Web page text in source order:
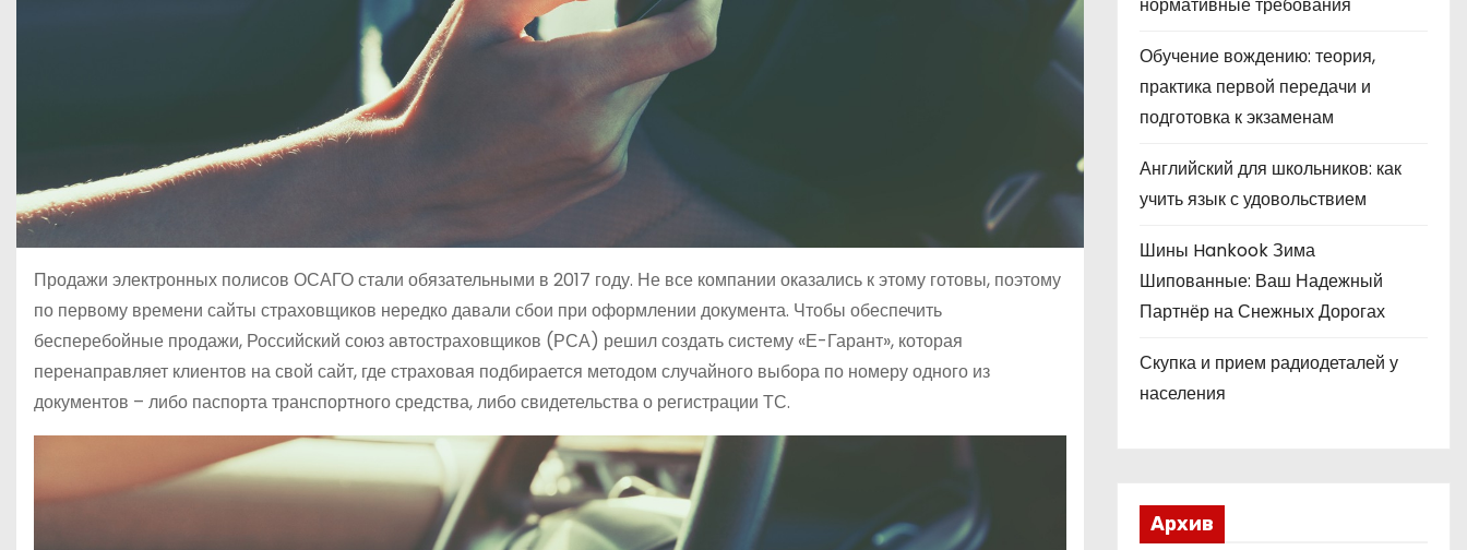
Продажи электронных полисов ОСАГО стали обязательными в 2017 году. Не все компании оказались к этому готовы, поэтому
по первому времени сайты страховщиков нередко давали сбои при оформлении документа. Чтобы обеспечить
бесперебойные продажи, Российский союз автостраховщиков (РСА) решил создать систему «Е-Гарант», которая
перенаправляет клиентов на свой сайт, где страховая подбирается методом случайного выбора по номеру одного из
документов – либо паспорта транспортного средства, либо свидетельства о регистрации ТС.
Обучение вождению: теория,
практика первой передачи и
подготовка к экзаменам
Английский для школьников: как
учить язык с удовольствием
Шины Hankook Зима
Шипованные: Ваш Надежный
Партнёр на Снежных Дорогах
Скупка и прием радиодеталей у
населения
Архив